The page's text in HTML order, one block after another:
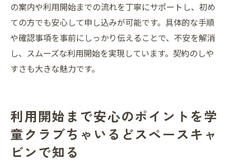
の案内や利用開始までの流れを丁寧にサポートし、初め
ての方でも安心して申し込みが可能です。具体的な手順
や確認事項を事前にしっかり伝えることで、不安を解消
し、スムーズな利用開始を実現しています。契約のしや
すさも大きな魅力です。
利用開始まで安心のポイントを学
童クラブちゃいるどスペースキャ
ビンで知る